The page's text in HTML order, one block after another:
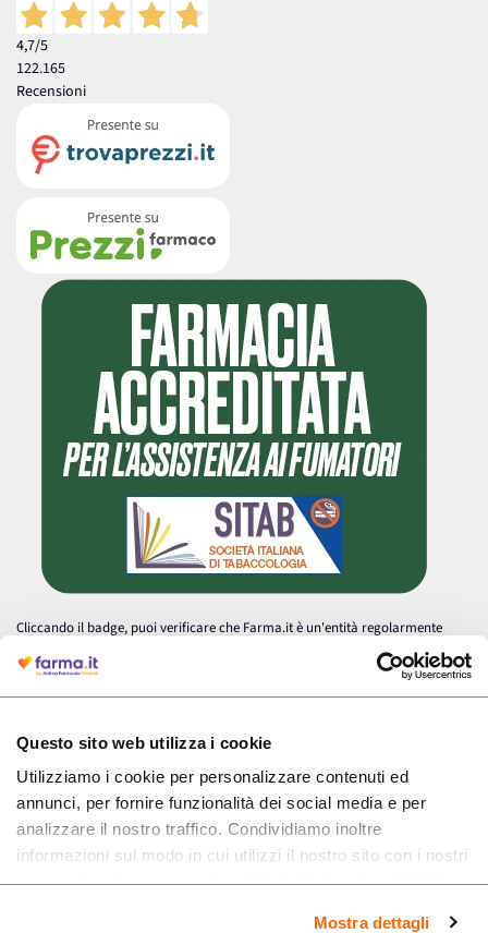
Questo sito web utilizza i cookie
Utilizziamo i cookie per personalizzare contenuti ed
annunci, per fornire funzionalità dei social media e per
analizzare il nostro traffico. Condividiamo inoltre
informazioni sul modo in cui utilizzi il nostro sito con i nostri
partner che si occupano di analisi dei dati web, pubblicità e
Mostra dettagli
4,7/5
122.165
Recensioni
Cliccando il badge, puoi verificare che Farma.it è un'entità regolarmente
autorizzata dal Ministero della Salute a effettuare la vendita online di
medicinali.